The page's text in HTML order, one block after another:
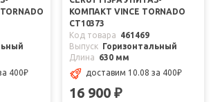
400₽
КОМПАКТ VINCE TORNADO
CT10373
Код товара
461469
Выпуск Горизонтальный
Длина
630 мм
доставим 10.08 за 400₽
16 900 ₽